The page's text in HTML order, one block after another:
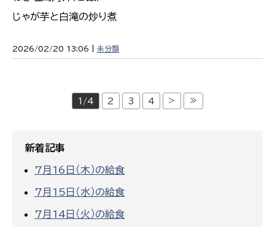
じゃが芋と白滝の炒り煮
2026/02/20 13:06 | 未分類
1/4 2 3 4 > ≫
新着記事
7月16日（木）の給食
7月15日（水）の給食
7月14日（火）の給食